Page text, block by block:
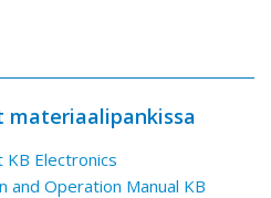
Electronics
and Operation Manual KB